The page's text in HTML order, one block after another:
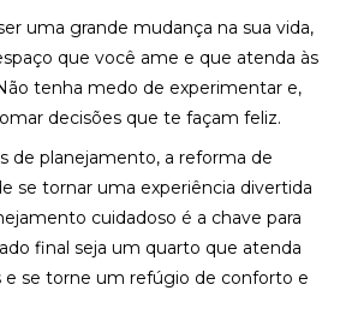
uma grande mudança na sua vida,
que você ame e que atenda às
tenha medo de experimentar e,
decisões que te façam feliz.
de planejamento, a reforma de
se tornar uma experiência divertida
cuidadoso é a chave para
final seja um quarto que atenda
e se torne um refúgio de conforto e